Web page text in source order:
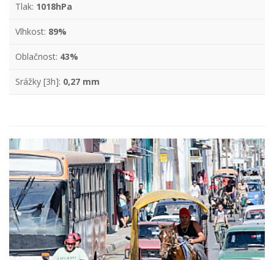
Tlak: 1018hPa
Vlhkost: 89%
Oblačnost: 43%
Srážky [3h]: 0,27 mm